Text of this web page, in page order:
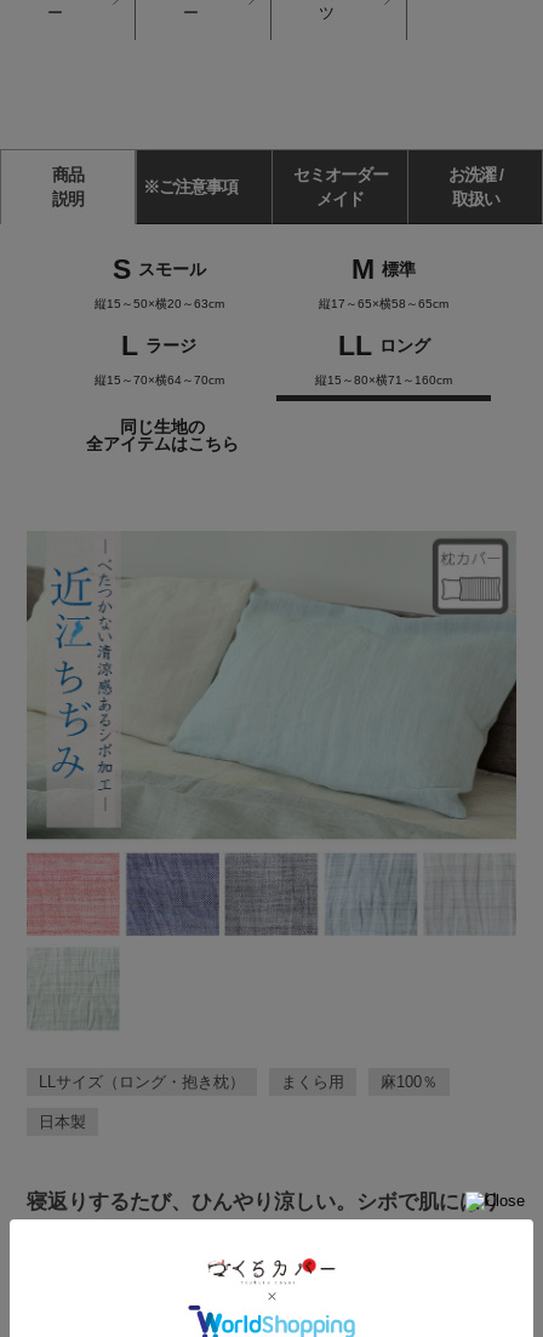
ー
ー
ツ
商品
説明
※ご注意事項
セミオーダー
メイド
お洗濯 /
取扱い
S スモール
縦15～50×横20～63cm
M 標準
縦17～65×横58～65cm
L ラージ
縦15～70×横64～70cm
LL ロング
縦15～80×横71～160cm
同じ生地の
全アイテムはこちら
LLサイズ（ロング・抱き枕） まくら用 麻100％
日本製
寝返りするたび、ひんやり涼しい。シボで肌にはり